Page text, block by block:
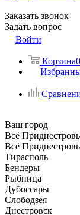
Заказать звонок
Задать вопрос
Войти
Корзина0
Ваш город
Всё
Всё
Тирасполь
Бендеры
Рыбница
Дубоссары
Слободзея
Днестровск